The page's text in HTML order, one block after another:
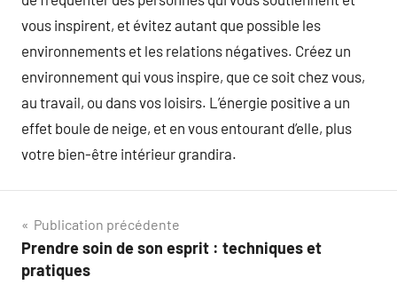
vous inspirent, et évitez autant que possible les
environnements et les relations négatives. Créez un
environnement qui vous inspire, que ce soit chez vous,
au travail, ou dans vos loisirs. L’énergie positive a un
effet boule de neige, et en vous entourant d’elle, plus
votre bien-être intérieur grandira.
Navigation
de
Publication précédente
Prendre soin de son esprit : techniques et
pratiques